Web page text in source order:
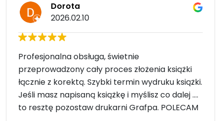
Dorota
2026.02.10
Profesjonalna obsługa, świetnie
przeprowadzony cały proces złożenia książki
łącznie z korektą. Szybki termin wydruku książki.
Jeśli masz napisaną książkę i myślisz co dalej ….
to resztę pozostaw drukarni Grafpa. POLECAM